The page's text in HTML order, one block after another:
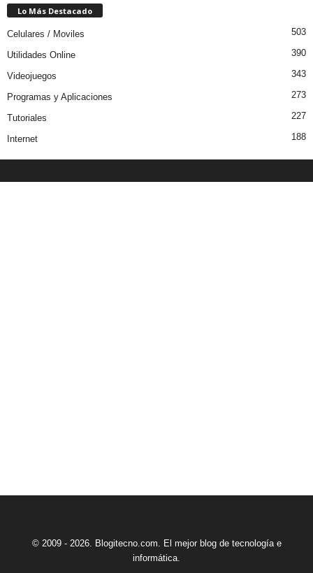
Lo Más Destacado
Celulares / Moviles 503
Utilidades Online 390
Videojuegos 343
Programas y Aplicaciones 273
Tutoriales 227
Internet 188
© 2009 - 2026. Blogitecno.com. El mejor blog de tecnología e
informática.